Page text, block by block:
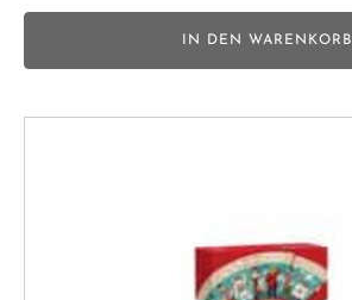
IN DEN WARENKORB